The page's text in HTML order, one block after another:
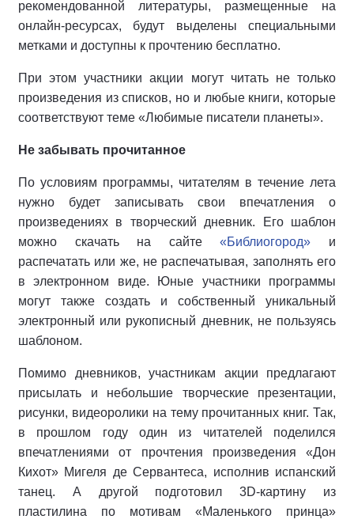
рекомендованной литературы, размещенные на
онлайн-ресурсах, будут выделены специальными
метками и доступны к прочтению бесплатно.
При этом участники акции могут читать не только
произведения из списков, но и любые книги, которые
соответствуют теме «Любимые писатели планеты».
Не забывать прочитанное
По условиям программы, читателям в течение лета
нужно будет записывать свои впечатления о
произведениях в творческий дневник. Его шаблон
можно скачать на сайте«Библиогород» и
распечатать или же, не распечатывая, заполнять его
в электронном виде. Юные участники программы
могут также создать и собственный уникальный
электронный или рукописный дневник, не пользуясь
шаблоном.
Помимо дневников, участникам акции предлагают
присылать и небольшие творческие презентации,
рисунки, видеоролики на тему прочитанных книг. Так,
в прошлом году один из читателей поделился
впечатлениями от прочтения произведения «Дон
Кихот» Мигеля де Сервантеса, исполнив испанский
танец. А другой подготовил 3D-картину из
пластилина по мотивам «Маленького принца»